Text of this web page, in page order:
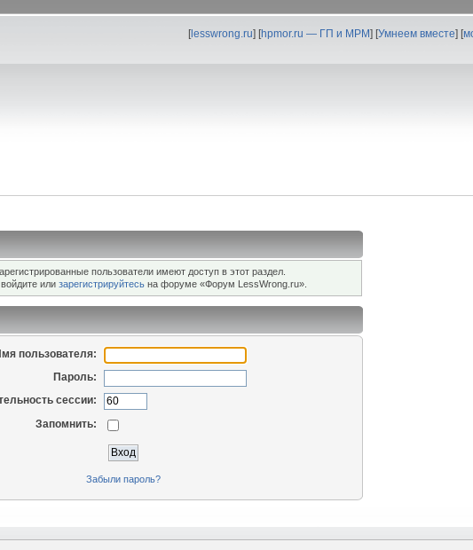
[lesswrong.ru] [hpmor.ru — ГП и МРМ] [Умнеем вместе] [
пользователи имеют доступ в этот раздел.
или зарегистрируйтесьна форуме «Форум LessWrong.ru».
пользователя:
Пароль:
сессии:
Запомнить:
Забыли пароль?